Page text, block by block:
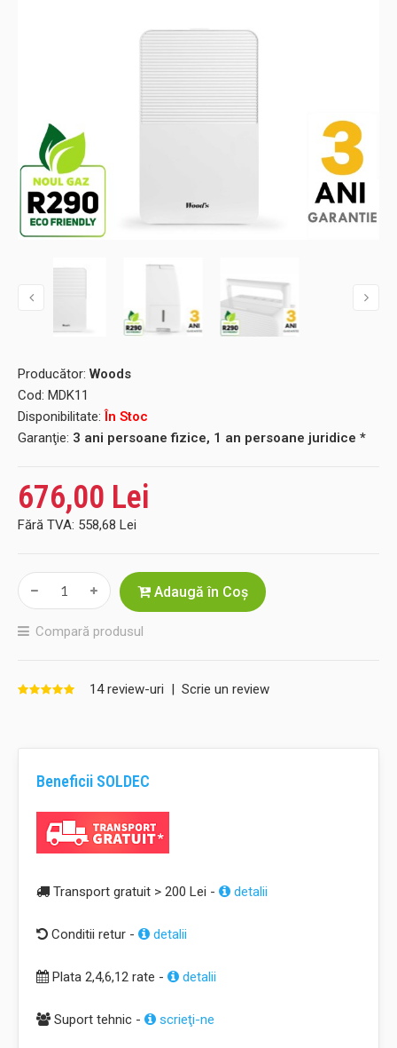
Producător: Woods
Cod: MDK11
Disponibilitate: În Stoc
Garanţie: 3 ani persoane fizice, 1 an persoane juridice *
676,00 Lei
Fără TVA: 558,68 Lei
Adaugă în Coş
Compară produsul
14 review-uri | Scrie un review
Beneficii SOLDEC
Transport gratuit > 200 Lei - detalii
Conditii retur - detalii
Plata 2,4,6,12 rate - detalii
Suport tehnic - scrieţi-ne